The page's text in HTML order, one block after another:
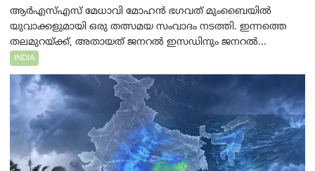
ആർ‌എസ്‌എസ് മേധാവി മോഹൻ ഭഗവത് മുംബൈയിൽ
യുവാക്കളുമായി ഒരു തത്സമയ സംവാദം നടത്തി. ഇന്നത്തെ
തലമുറയ്ക്ക്, അതായത് ജനറൽ ഇസഡിനും ജനറൽ...
INDIA